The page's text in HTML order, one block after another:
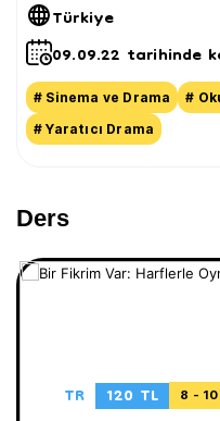
Türkiye
09.09.22 tarihinde
# Sinema ve Drama
#
# Yaratıcı Drama
Ders
TR 120 TL 8 - 10